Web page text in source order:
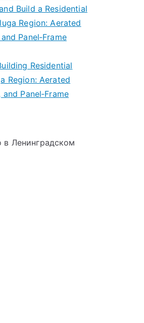
Build a Residential
Region: Aerated
Panel‑Frame
Residential
Region: Aerated
Panel‑Frame
в Ленинградском